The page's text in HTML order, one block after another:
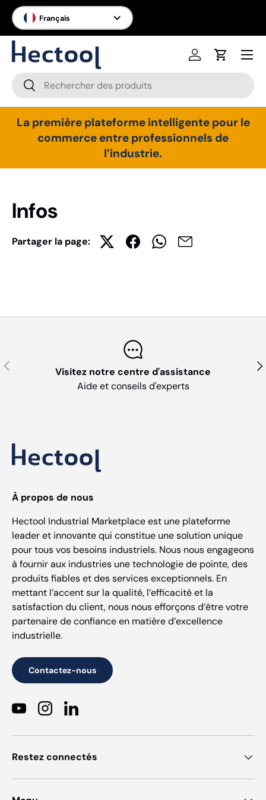
Aller au contenu
Langue
Français
Recherche
Rechercher
Se connecter
Panier
Menu
La première plateforme intelligente pour le
commerce entre professionnels de
l’industrie.
Infos
Partager la page:
Précédent
Visitez notre centre d'assistance
Aide et conseils d'experts
À propos de nous
Hectool Industrial Marketplace est une plateforme
leader et innovante qui constitue une solution unique
pour tous vos besoins industriels. Nous nous engageons
à fournir aux industries une technologie de pointe, des
produits fiables et des services exceptionnels. En
mettant l’accent sur la qualité, l’efficacité et la
satisfaction du client, nous nous efforçons d’être votre
partenaire de confiance en matière d’excellence
industrielle.
Contactez-nous
YouTubeInstagramLinkedIn
Restez connectés